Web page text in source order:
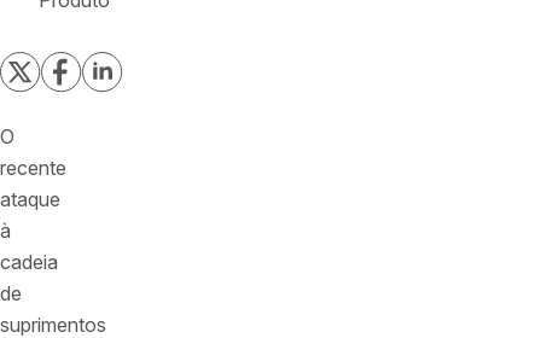
O
recente
ataque
à
cadeia
de
suprimentos